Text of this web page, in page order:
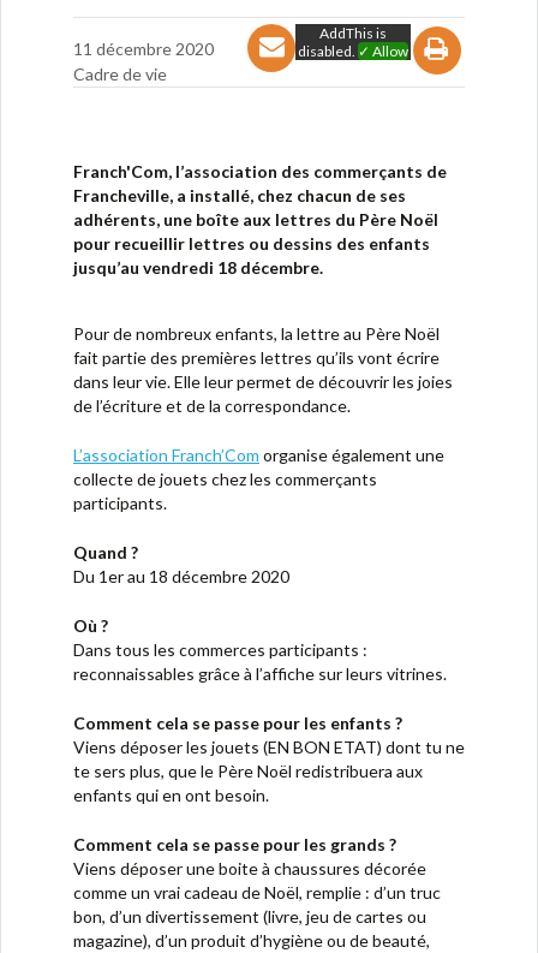
11 décembre 2020
Cadre de vie
AddThis is
disabled. ✓ Allow
Franch'Com, l’association des commerçants de
Francheville, a installé, chez chacun de ses
adhérents, une boîte aux lettres du Père Noël
pour recueillir lettres ou dessins des enfants
jusqu’au vendredi 18 décembre.
Pour de nombreux enfants, la lettre au Père Noël
fait partie des premières lettres qu’ils vont écrire
dans leur vie. Elle leur permet de découvrir les joies
de l’écriture et de la correspondance.
L’association Franch’Com organise également une
collecte de jouets chez les commerçants
participants.
Quand ?
Du 1er au 18 décembre 2020
Où ?
Dans tous les commerces participants :
reconnaissables grâce à l’affiche sur leurs vitrines.
Comment cela se passe pour les enfants ?
Viens déposer les jouets (EN BON ETAT) dont tu ne
te sers plus, que le Père Noël redistribuera aux
enfants qui en ont besoin.
Comment cela se passe pour les grands ?
Viens déposer une boite à chaussures décorée
comme un vrai cadeau de Noël, remplie : d’un truc
bon, d’un divertissement (livre, jeu de cartes ou
magazine), d’un produit d’hygiène ou de beauté,